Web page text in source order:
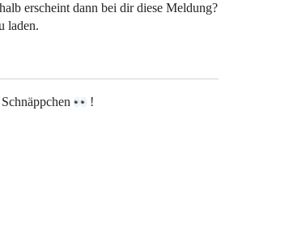
erscheint dann bei dir diese Meldung?
laden.
!